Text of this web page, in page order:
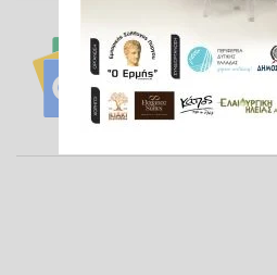
Ακολουθήστε
Newsκαι